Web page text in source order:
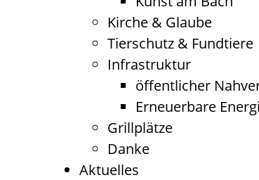
Kirche & Glaube
Tierschutz & Fundtiere
Infrastruktur
öffentlicher
Erneuerbare
Grillplätze
Danke
Aktuelles